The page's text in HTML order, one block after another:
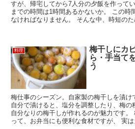
すが、帰宅してから7人分の夕飯を作って
までの時間は1時間あるかないか。 この時
なければなりません。 そんな中、時短の
料理
梅干しにカ
ら・手当て
う
梅仕事のシーズン。自家製の梅干しを漬け
自分で漬けると、塩分を調整したり、梅の
自分なりの梅干しが作れるのが魅力です。
って、お弁当にも便利な食材ですが、 実は